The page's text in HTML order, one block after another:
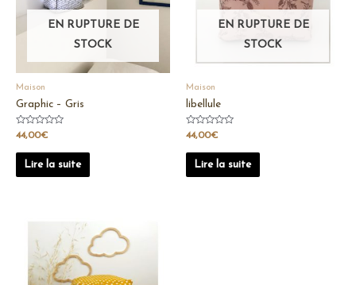
EN RUPTURE DE
STOCK
Maison
Graphic – Gris
Note
sur
44,00€
Lire la suite
EN RUPTURE DE
STOCK
Maison
libellule
Note
sur
44,00€
Lire la suite